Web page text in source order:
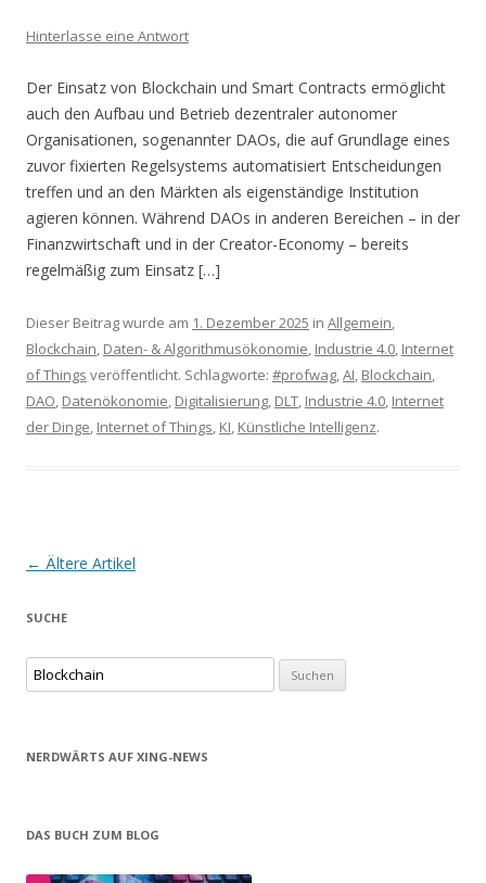
Hinterlasse eine Antwort
Der Einsatz von Blockchain und Smart Contracts ermöglicht
auch den Aufbau und Betrieb dezentraler autonomer
Organisationen, sogenannter DAOs, die auf Grundlage eines
zuvor fixierten Regelsystems automatisiert Entscheidungen
treffen und an den Märkten als eigenständige Institution
agieren können. Während DAOs in anderen Bereichen – in der
Finanzwirtschaft und in der Creator-Economy – bereits
regelmäßig zum Einsatz […]
Dieser Beitrag wurde am 1. Dezember 2025 in Allgemein,
Blockchain, Daten- & Algorithmusökonomie, Industrie 4.0, Internet
of Things veröffentlicht. Schlagworte: #profwag,AI, Blockchain,
DAO, Datenökonomie, Digitalisierung, DLT, Industrie 4.0, Internet
der Dinge, Internet of Things, KI, Künstliche Intelligenz.
Artikel-Navigation
← Ältere Artikel
SUCHE
Suchen
nach:
NERDWÄRTS AUF XING-NEWS
DAS BUCH ZUM BLOG